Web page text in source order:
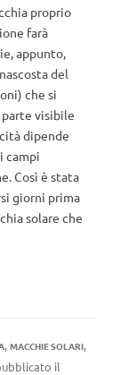
proprio
farà
appunto,
del
che si
parte visibile
dipende
campi
Così è stata
giorni prima
solare che
, MACCHIE SOLARI,
il